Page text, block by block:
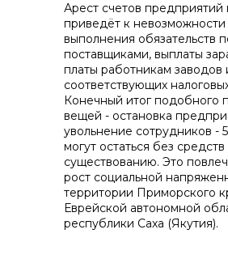
Арест счетов
приведёт к невозможности
выполнения обязательств
поставщиками, выплаты
платы работникам заводов
соответствующих
Конечный итог подобного
вещей - остановка
увольнение сотрудников -
могут остаться без средств
существованию. Это
рост социальной
территории Приморского
Еврейской автономной
республики Саха (Якутия).